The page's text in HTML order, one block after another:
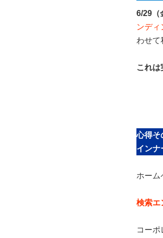
6/29（
ンディ
わせて
これ
心得そ
インナ
ホーム
検索エ
コー